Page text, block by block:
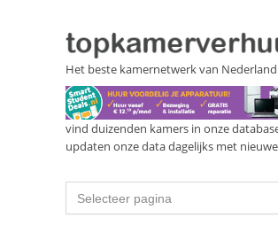
Het beste kamernetwerk van Nederland
vind duizenden kamers in onze
updaten onze data dagelijks met